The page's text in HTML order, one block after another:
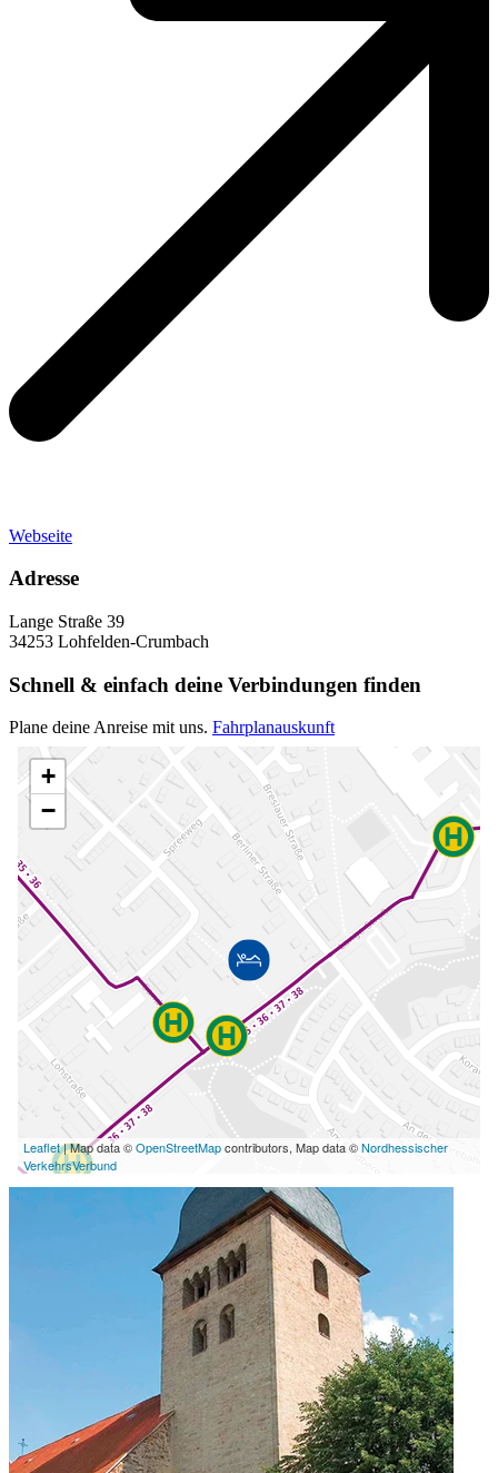
Webseite
Adresse
Lange Straße 39
34253 Lohfelden-Crumbach
Schnell & einfach deine Verbindungen finden
Plane deine Anreise mit uns. Fahrplanauskunft